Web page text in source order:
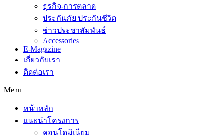
ธุรกิจ-การตลาด
ประกันภัย ประกันชีวิต
ข่าวประชาสัมพันธ์
Accessories
E-Magazine
เกี่ยวกับเรา
ติดต่อเรา
Menu
หน้าหลัก
แนะนำโครงการ
คอนโดมิเนียม